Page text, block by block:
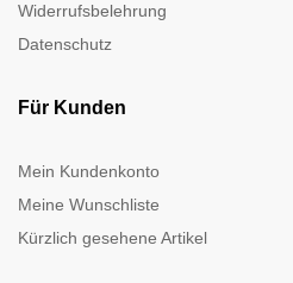
Widerrufsbelehrung
Datenschutz
Für Kunden
Mein Kundenkonto
Meine Wunschliste
Kürzlich gesehene Artikel